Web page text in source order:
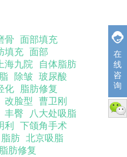
骨
面部填充
填充 面部
上海九院
自体脂肪
除皱 玻尿酸
化
脂肪修复
改脸型
曹卫刚
丰臀
八大处吸脂
利
下颌角手术
脂肪 北京吸脂
肪修复
在
线
咨
询